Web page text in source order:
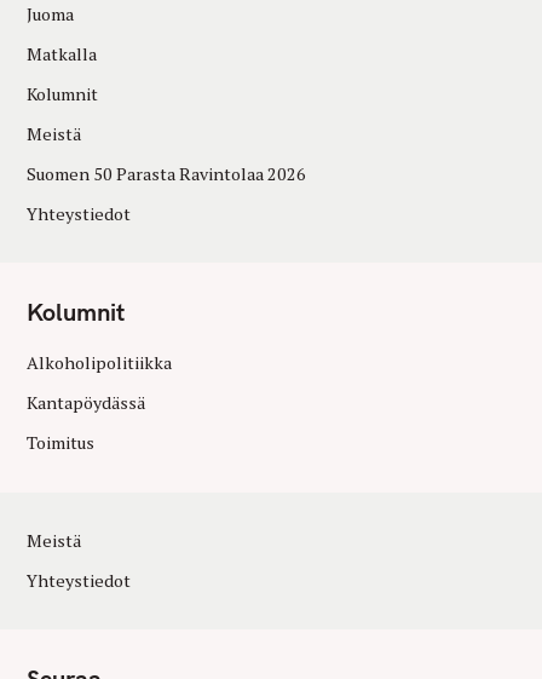
Juoma
Matkalla
Kolumnit
Meistä
Suomen 50 Parasta Ravintolaa 2026
Yhteystiedot
Kolumnit
Alkoholipolitiikka
Kantapöydässä
Toimitus
Meistä
Yhteystiedot